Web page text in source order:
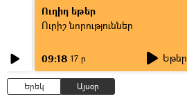
Ուղիղ եթեր
Ուրիշ նորություններ
09:18 17 ր Եթեր
Երեկ Այսօր